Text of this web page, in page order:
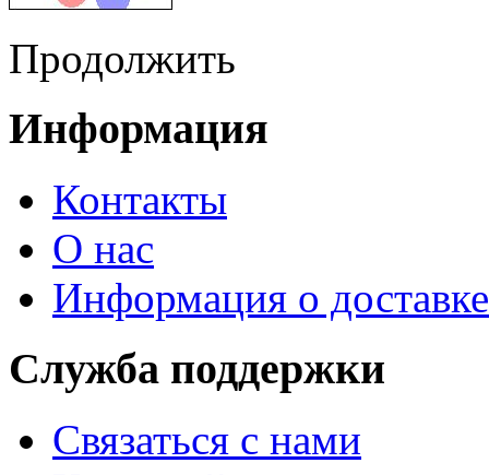
Продолжить
Информация
Контакты
О нас
Информация о доставке
Служба поддержки
Связаться с нами